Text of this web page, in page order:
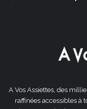
A Vos Assiettes, des
raffinées accessibles à